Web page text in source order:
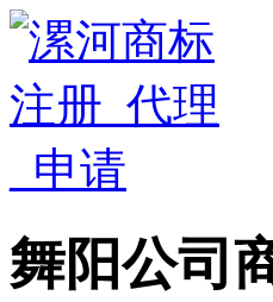
舞阳公司